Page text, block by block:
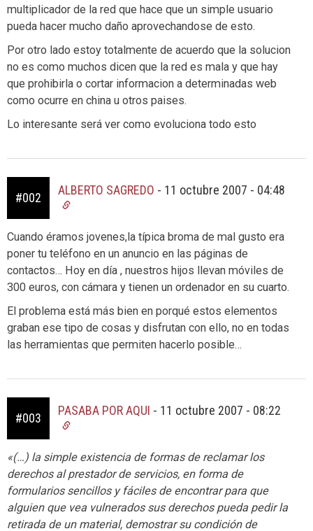
multiplicador de la red que hace que un simple usuario
pueda hacer mucho daño aprovechandose de esto.
Por otro lado estoy totalmente de acuerdo que la solucion
no es como muchos dicen que la red es mala y que hay
que prohibirla o cortar informacion a determinadas web
como ocurre en china u otros paises.
Lo interesante será ver como evoluciona todo esto
#002
ALBERTO SAGREDO - 11 octubre 2007 - 04:48
Cuando éramos jovenes,la típica broma de mal gusto era
poner tu teléfono en un anuncio en las páginas de
contactos… Hoy en día , nuestros hijos llevan móviles de
300 euros, con cámara y tienen un ordenador en su cuarto.
El problema está más bien en porqué estos elementos
graban ese tipo de cosas y disfrutan con ello, no en todas
las herramientas que permiten hacerlo posible…
#003
PASABA POR AQUI - 11 octubre 2007 - 08:22
«(…) la simple existencia de formas de reclamar los
derechos al prestador de servicios, en forma de
formularios sencillos y fáciles de encontrar para que
alguien que vea vulnerados sus derechos pueda pedir la
retirada de un material, demostrar su condición de